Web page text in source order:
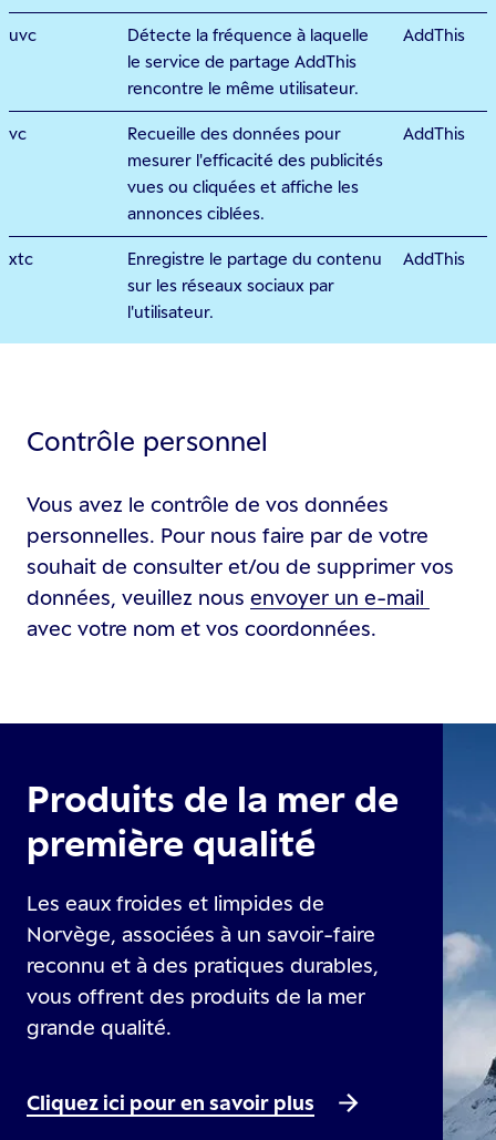
uvc
Détecte la fréquence à laquelle
le service de partage AddThis
rencontre le même utilisateur.
AddThis
vc
Recueille des données pour
mesurer l'efficacité des publicités
vues ou cliquées et affiche les
annonces ciblées.
AddThis
xtc
Enregistre le partage du contenu
sur les réseaux sociaux par
l'utilisateur.
AddThis
Contrôle personnel
Vous avez le contrôle de vos données
personnelles. Pour nous faire par de votre
souhait de consulter et/ou de supprimer vos
données, veuillez nous envoyer un e-mail
avec votre nom et vos coordonnées.
Produits de la mer de
première qualité
Les eaux froides et limpides de
Norvège, associées à un savoir-faire
reconnu et à des pratiques durables,
vous offrent des produits de la mer
grande qualité.
Cliquez ici pour en savoir plus